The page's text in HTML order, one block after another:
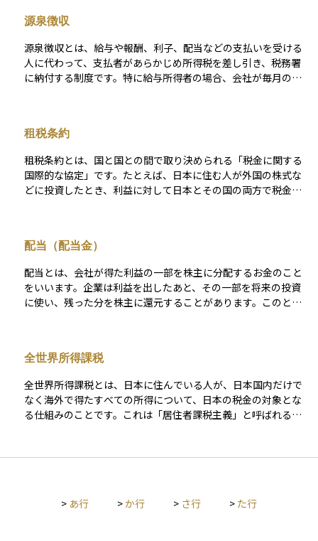
として認められるには、住民票の除票だけでなく、生活拠点・
す。租税回避とみなされないよう、恒久的施設（PE）課税や居
住国側での課税リスクにも留意が必要です。 一方、海外勤務に
対応する給与・賞与は国外源泉所得とされ、日本では非課税で
場合は全額が国内源泉所得とみなされ、20.42％で源泉徴収され
ます。なお、退職所得の選択課税制度を使えば、居住者と同様
に退職所得控除や1/2課税が適用され、還付を受けられることが
あります。 金融面では、非居住者になることで日本の銀行口座
や証券口座に制限がかかることがあります。多くの銀行では非
座も廃止され、一般口座への移管が必要になります。 NISA口座
も非居住者になると原則利用できなくなります。ただし、会社
都合による海外赴任で「非課税口座継続適用届出書」を提出す
れば、最長5年間は非課税枠を維持可能です。この場合でも、新
規買付や積立は停止され、自己都合による移住では口座の廃止
部が日本で非課税となる取り扱いがあります。 このように、非
す。とくに高額所得者や国際的な勤務を行う方にとっては、非
居住者ステータスの活用が節税につながる一方で、税務リスク
や手続き上の注意点も少なくありません。実態に基づいた制度
日本国内外の所得すべてが課税対象となり、国外で得た収入に
も日本の所得税がかかることがあります。金融取引や資産運用
においても、居住者か非居住者かによって課税の扱いや手続き
が大きく異なるため、自分の居住者区分を正確に理解しておく
ことは非常に重要です。
源泉徴収
源泉徴収とは、給与や報酬、利子、配当などの支払いを受ける
人に代わって、支払者があらかじめ所得税を差し引き、税務署
に納付する制度です。特に給与所得者の場合、会社が毎月の給
了するケースが多くなります。ただし、個人事業主や一定の副
収入がある人は、源泉徴収された金額を基に確定申告が必要に
なることがあります。 また、配当金や利子の源泉徴収税率は原
則20.315%（所得税15.315%＋住民税5%）ですが、金融商品
によって異なる場合があるため、事前に確認が必要です。
租税条約
租税条約とは、国と国との間で取り決められる「税金に関する
国際的な協定」です。たとえば、日本に住む人が外国の株式な
どに投資したとき、利益に対して日本とその国の両方で税金を
されたりします。こうした仕組みにより、国際的な投資がしや
すくなるため、資産運用においてとても重要な存在です。
配当（配当金）
配当とは、会社が得た利益の一部を株主に分配するお金のこと
をいいます。企業は利益を出したあと、その一部を将来の投資
に使い、残った分を株主に還元することがあります。このとき
期は異なります。配当は企業からの「お礼」のようなもので、
株を長く持ち続ける理由の一つになることがあります。
全世界所得課税
全世界所得課税とは、日本に住んでいる人が、日本国内だけで
なく海外で得たすべての所得について、日本の税金の対象とな
る仕組みのことです。これは「居住者課税主義」と呼ばれる考
海外の株式や不動産から得た利益、外国の銀行預金の利息など
国税額控除」という制度を使うことで、同じ所得に対して二重
> あ行 >か行 > さ行 > た行